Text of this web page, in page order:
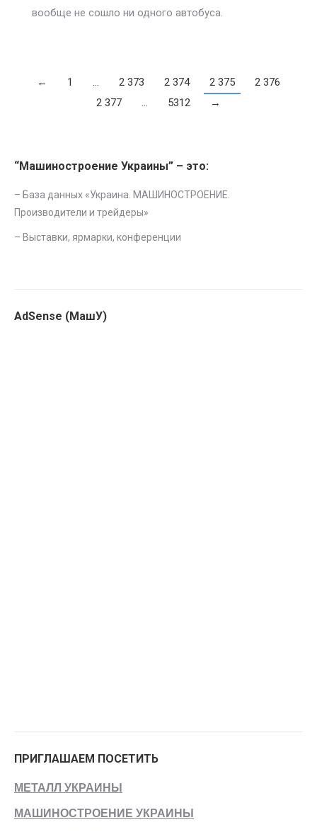
вообще не сошло ни одного автобуса.
← 1 … 2 373 2 374 2 375
2 376
2 377
… 5312 →
“Машиностроение Украины” – это:
– База данных «Украина. МАШИНОСТРОЕНИЕ.
Производители и трейдеры»
– Выставки, ярмарки, конференции
AdSense (МашУ)
ПРИГЛАШАЕМ ПОСЕТИТЬ
МЕТАЛЛ УКРАИНЫ
МАШИНОСТРОЕНИЕ УКРАИНЫ